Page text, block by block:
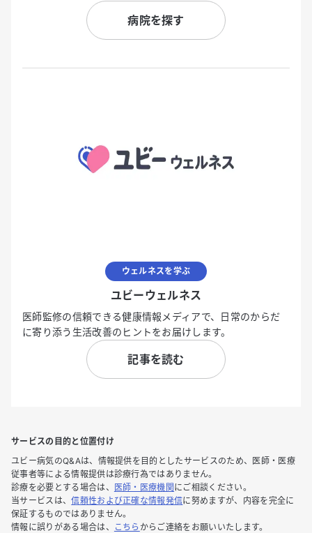
病院を探す
ウェルネスを学ぶ
ユビーウェルネス
医師監修の信頼できる健康情報メディアで、日常のからだ
に寄り添う生活改善のヒントをお届けします。
記事を読む
サービスの目的と位置付け
ユビー病気のQ&Aは、情報提供を目的としたサービスのため、医師・医療
従事者等による情報提供は診療行為ではありません。
診療を必要とする場合は、
医師・医療機関 にご相談ください。
当サービスは、信頼性および正確な情報発信に努めますが、内容を完全に
保証するものではありません。
情報に誤りがある場合は、
こちら からご連絡をお願いいたします。